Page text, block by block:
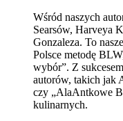
Wśród naszych
Searsów, Harveya
Gonzaleza. To
Polsce metodę
wybór”. Z
autorów, takich jak
czy „AlaAntkowe
kulinarnych.